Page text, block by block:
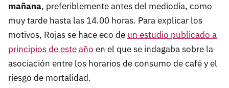
mañana, preferiblemente antes del mediodía, como
muy tarde hasta las 14.00 horas. Para explicar los
motivos, Rojas se hace eco de un estudio publicado a
principios de este año en el que se indagaba sobre la
asociación entre los horarios de consumo de café y el
riesgo de mortalidad.